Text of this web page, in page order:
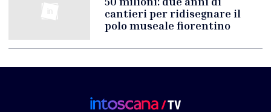
cantieri per ridisegnare il
polo museale fiorentino